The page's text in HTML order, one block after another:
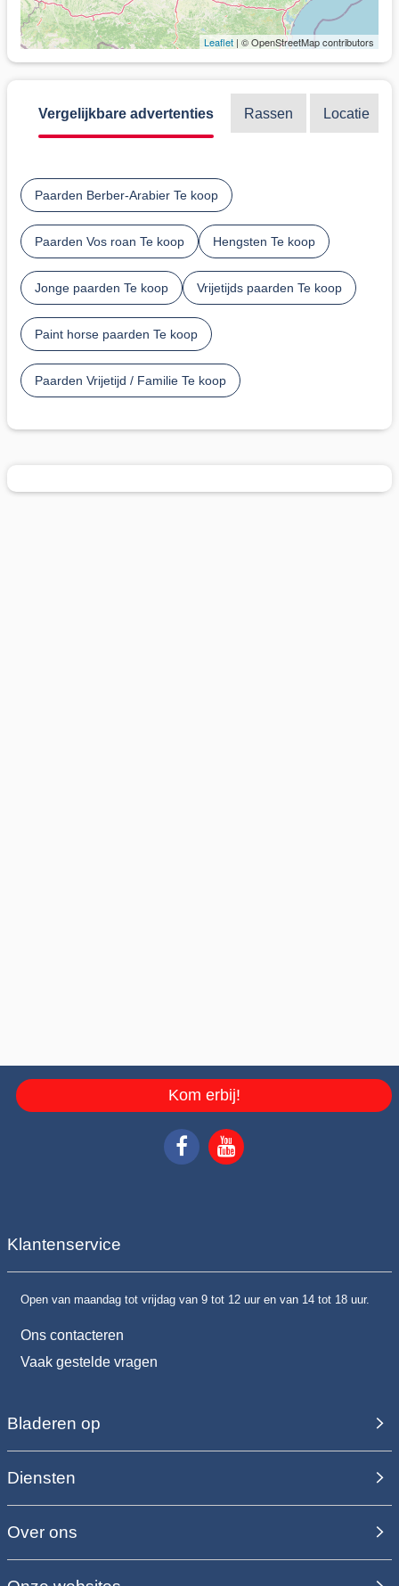
Leaflet | © OpenStreetMap contributors
Vergelijkbare advertenties Rassen Locatie
Paarden Berber-Arabier Te koop
Paarden Vos roan Te koop Hengsten Te koop
Jonge paarden Te koop Vrijetijds paarden Te koop
Paint horse paarden Te koop
Paarden Vrijetijd / Familie Te koop
Kom erbij!
Klantenservice
Open van maandag tot vrijdag van 9 tot 12 uur en van 14 tot 18 uur.
Ons contacteren
Vaak gestelde vragen
Bladeren op
Diensten
Over ons